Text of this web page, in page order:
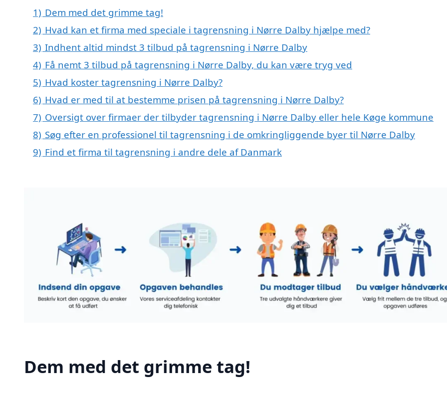
1) Dem med det grimme tag!
2) Hvad kan et firma med speciale i tagrensning i Nørre Dalby hjælpe med?
3) Indhent altid mindst 3 tilbud på tagrensning i Nørre Dalby
4) Få nemt 3 tilbud på tagrensning i Nørre Dalby, du kan være tryg ved
5) Hvad koster tagrensning i Nørre Dalby?
6) Hvad er med til at bestemme prisen på tagrensning i Nørre Dalby?
7) Oversigt over firmaer der tilbyder tagrensning i Nørre Dalby eller hele Køge kommune
8) Søg efter en professionel til tagrensning i de omkringliggende byer til Nørre Dalby
9) Find et firma til tagrensning i andre dele af Danmark
Dem med det grimme tag!